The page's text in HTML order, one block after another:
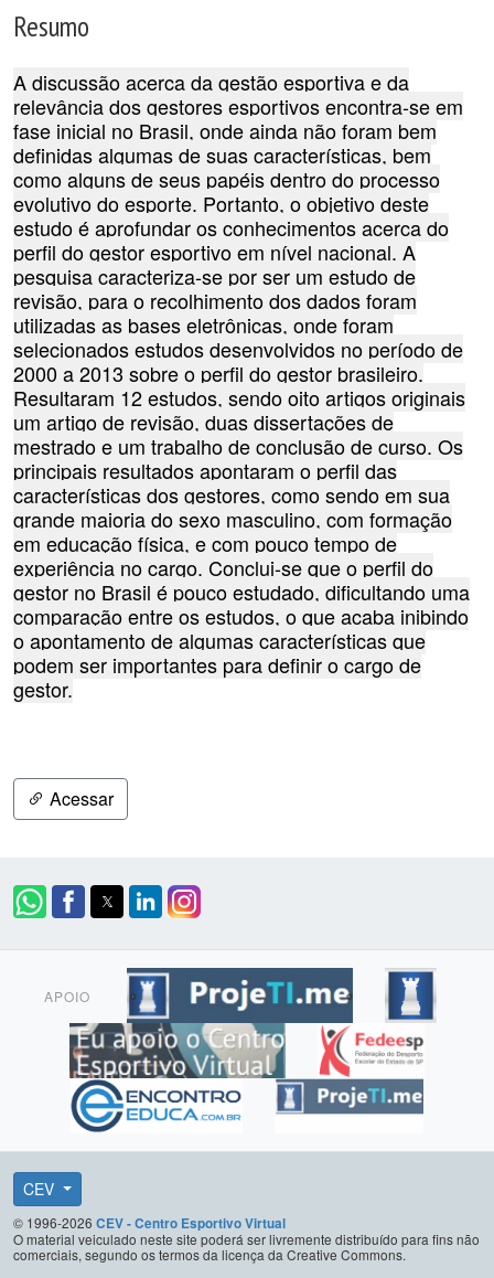
Resumo
A discussão acerca da gestão esportiva e da
relevância dos gestores esportivos encontra-se em
fase inicial no Brasil, onde ainda não foram bem
definidas algumas de suas características, bem
como alguns de seus papéis dentro do processo
evolutivo do esporte. Portanto, o objetivo deste
estudo é aprofundar os conhecimentos acerca do
perfil do gestor esportivo em nível nacional. A
pesquisa caracteriza-se por ser um estudo de
revisão, para o recolhimento dos dados foram
utilizadas as bases eletrônicas, onde foram
selecionados estudos desenvolvidos no período de
2000 a 2013 sobre o perfil do gestor brasileiro.
Resultaram 12 estudos, sendo oito artigos originais
um artigo de revisão, duas dissertações de
mestrado e um trabalho de conclusão de curso. Os
principais resultados apontaram o perfil das
características dos gestores, como sendo em sua
grande maioria do sexo masculino, com formação
em educação física, e com pouco tempo de
experiência no cargo. Conclui-se que o perfil do
gestor no Brasil é pouco estudado, dificultando uma
comparação entre os estudos, o que acaba inibindo
o apontamento de algumas características que
podem ser importantes para definir o cargo de
gestor.
Acessar
APOIO
CEV
© 1996-2026 CEV - Centro Esportivo Virtual
O material veiculado neste site poderá ser livremente distribuído para fins não
comerciais, segundo os termos da licença da Creative Commons.